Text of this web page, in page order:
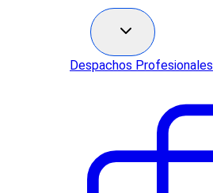
Despachos Profesionales